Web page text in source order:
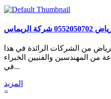
الريماس
من الشركات الرائدة في هذا
من المهندسين والفنيين الخبراء
في...
المزيد
=